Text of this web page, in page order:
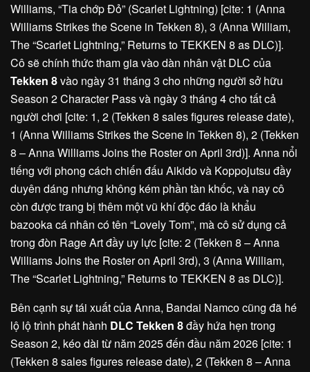
Williams, “Tia chớp Đỏ” (Scarlet Lightning) [cite: 1 (Anna
Williams Strikes the Scene in Tekken 8), 3 (Anna William,
The “Scarlet Lightning,” Returns to TEKKEN 8 as DLC)].
Cô sẽ chính thức tham gia vào dàn nhân vật DLC của
Tekken 8vào ngày 31 tháng 3 cho những người sở hữu
Season 2 Character Pass và ngày 3 tháng 4 cho tất cả
người chơi [cite: 1, 2 (Tekken 8 sales figures release date),
1 (Anna Williams Strikes the Scene in Tekken 8), 2 (Tekken
8 – Anna Williams Joins the Roster on April 3rd)]. Anna nổi
tiếng với phong cách chiến đấu Aikido và Koppojutsu đầy
duyên dáng nhưng không kém phần tàn khốc, và nay cô
còn được trang bị thêm một vũ khí độc đáo là khẩu
bazooka cá nhân có tên “Lovely Tom”, mà cô sử dụng cả
trong đòn Rage Art đầy uy lực [cite: 2 (Tekken 8 – Anna
Williams Joins the Roster on April 3rd), 3 (Anna William,
The “Scarlet Lightning,” Returns to TEKKEN 8 as DLC)].
Bên cạnh sự tái xuất của Anna, Bandai Namco cũng đã hé
lộ lộ trình phát hành DLC Tekken 8đầy hứa hẹn trong
Season 2, kéo dài từ năm 2025 đến đầu năm 2026 [cite: 1
(Tekken 8 sales figures release date), 2 (Tekken 8 – Anna